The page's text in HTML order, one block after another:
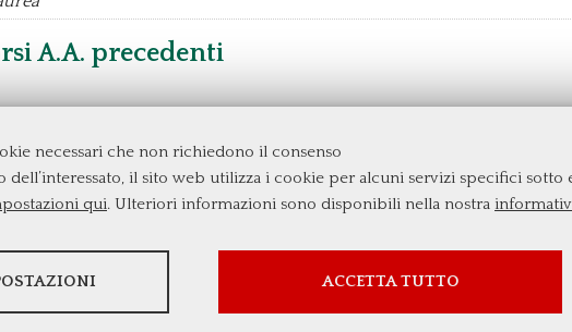
necessari che non richiedono il consenso
dell’interessato, il sito web utilizza i cookie per alcuni servizi specifici sotto
qui. Ulteriori informazioni sono disponibili nella nostra
ACCETTA TUTTO
A.A. precedenti
e Diritto
Studi di RomaTor Vergata
5837